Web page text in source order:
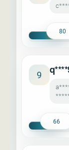
80
9
66